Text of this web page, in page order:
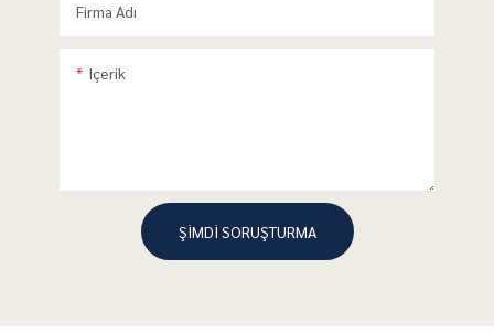
Firma Adı
Içerik
ŞIMDI SORUŞTURMA